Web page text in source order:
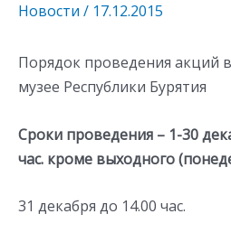
Новости / 17.12.2015
Порядок проведения акций
музее Республики Бурятия
Сроки проведения – 1-30
час. кроме выходного
31 декабря до 14.00 час.